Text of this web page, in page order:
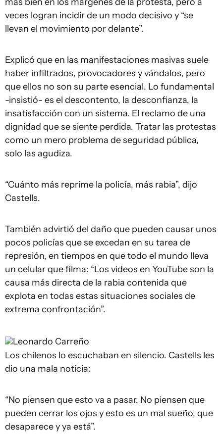
veces logran incidir de un modo decisivo y “se
llevan el movimiento por delante”.
Explicó que en las manifestaciones masivas suele
haber infiltrados, provocadores y vándalos, pero
que ellos no son su parte esencial. Lo fundamental
-insistió- es el descontento, la desconfianza, la
insatisfacción con un sistema. El reclamo de una
dignidad que se siente perdida. Tratar las protestas
como un mero problema de seguridad pública,
solo las agudiza.
“Cuánto más reprime la policía, más rabia”, dijo
Castells.
También advirtió del daño que pueden causar unos
pocos policías que se excedan en su tarea de
represión, en tiempos en que todo el mundo lleva
un celular que filma: “Los videos en YouTube son la
causa más directa de la rabia contenida que
explota en todas estas situaciones sociales de
extrema confrontación”.
Leonardo Carreño
Los chilenos lo escuchaban en silencio. Castells les
dio una mala noticia:
“No piensen que esto va a pasar. No piensen que
pueden cerrar los ojos y esto es un mal sueño, que
desaparece y ya está”.